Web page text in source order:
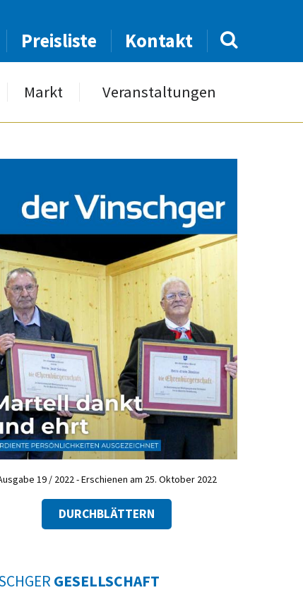
Preisliste Kontakt
Markt Veranstaltungen
19 / 2022 - Erschienen am 25. Oktober 2022
DURCHBLÄTTERN
GESELLSCHAFT